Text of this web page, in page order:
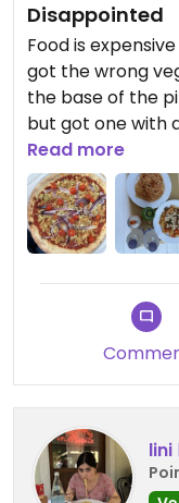
Disappointed
Food is
got the wrong
the base of the
but got one with
asked the pizza
excuses instead
knew I would
pizza marinara. Pasta was good and portions
larger. Also nice
vegan options.
Updated from
Read more
lini